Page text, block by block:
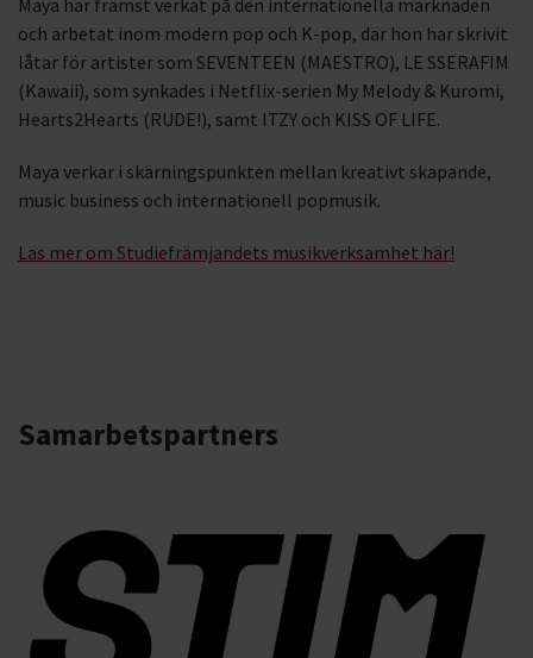
och arbetat inom modern pop och K-pop, där hon har skrivit
låtar för artister som SEVENTEEN (MAESTRO), LE SSERAFIM
(Kawaii), som synkades i Netflix-serien My Melody & Kuromi,
Hearts2Hearts (RUDE!), samt ITZY och KISS OF LIFE.
Maya verkar i skärningspunkten mellan kreativt skapande,
music business och internationell popmusik.
Läs mer om Studiefrämjandets musikverksamhet här!
Samarbetspartners